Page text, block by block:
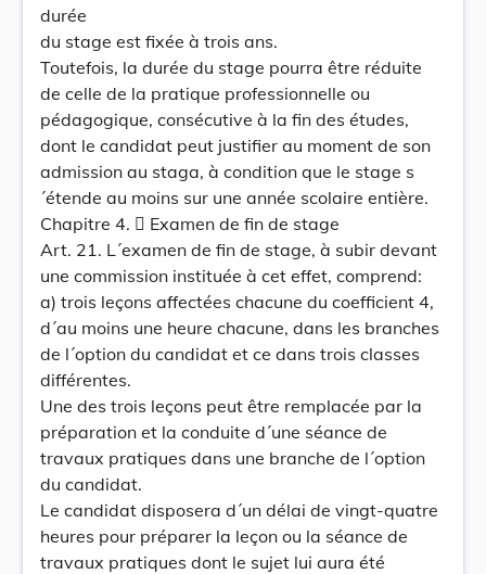
durée
du stage est fixée à trois ans.
Toutefois, la durée du stage pourra être réduite
de celle de la pratique professionnelle ou
pédagogique, consécutive à la fin des études,
dont le candidat peut justifier au moment de son
admission au staga, à condition que le stage s
´étende au moins sur une année scolaire entière.
Chapitre 4.  Examen de fin de stage
Art. 21. L´examen de fin de stage, à subir devant
une commission instituée à cet effet, comprend:
a) trois leçons affectées chacune du coefficient 4,
d´au moins une heure chacune, dans les branches
de l´option du candidat et ce dans trois classes
différentes.
Une des trois leçons peut être remplacée par la
préparation et la conduite d´une séance de
travaux pratiques dans une branche de l´option
du candidat.
Le candidat disposera d´un délai de vingt-quatre
heures pour préparer la leçon ou la séance de
travaux pratiques dont le sujet lui aura été